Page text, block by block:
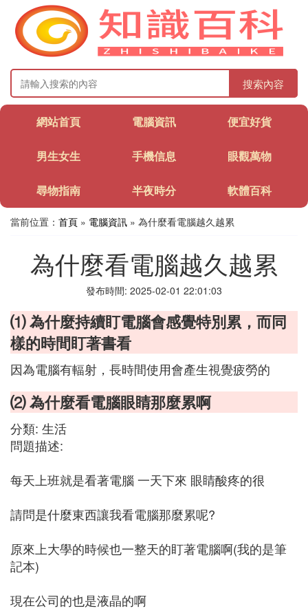
搜索內容
網站首頁 電腦資訊 便宜好貨
男生女生 手機信息 眼觀萬物
尋物指南 半夜時分 軟體百科
當前位置： 首頁 » 電腦資訊 » 為什麼看電腦越久越累
為什麼看電腦越久越累
發布時間: 2025-02-01 22:01:03
⑴ 為什麼持續盯電腦會感覺特別累，而同
樣的時間盯著書看
因為電腦有輻射，長時間使用會產生視覺疲勞的
⑵ 為什麼看電腦眼睛那麼累啊
分類: 生活
問題描述:
每天上班就是看著電腦 一天下來 眼睛酸疼的很
請問是什麼東西讓我看電腦那麼累呢?
原來上大學的時候也一整天的盯著電腦啊(我的是筆
記本)
現在公司的也是液晶的啊